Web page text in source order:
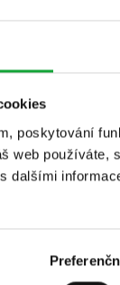
poskytování
web
dalšími